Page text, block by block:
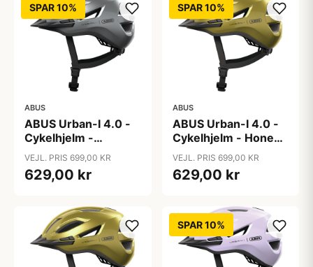
SPAR 10%
ABUS
ABUS Urban-I 4.0 -
Cykelhjelm -
Graphite Silver - XL
VEJL. PRIS 699,00 KR
629,00 kr
SPAR 10%
ABUS
ABUS Urban-I 4.0 -
Cykelhjelm - Honey
Yellow - L
VEJL. PRIS 699,00 KR
629,00 kr
SPAR 10%